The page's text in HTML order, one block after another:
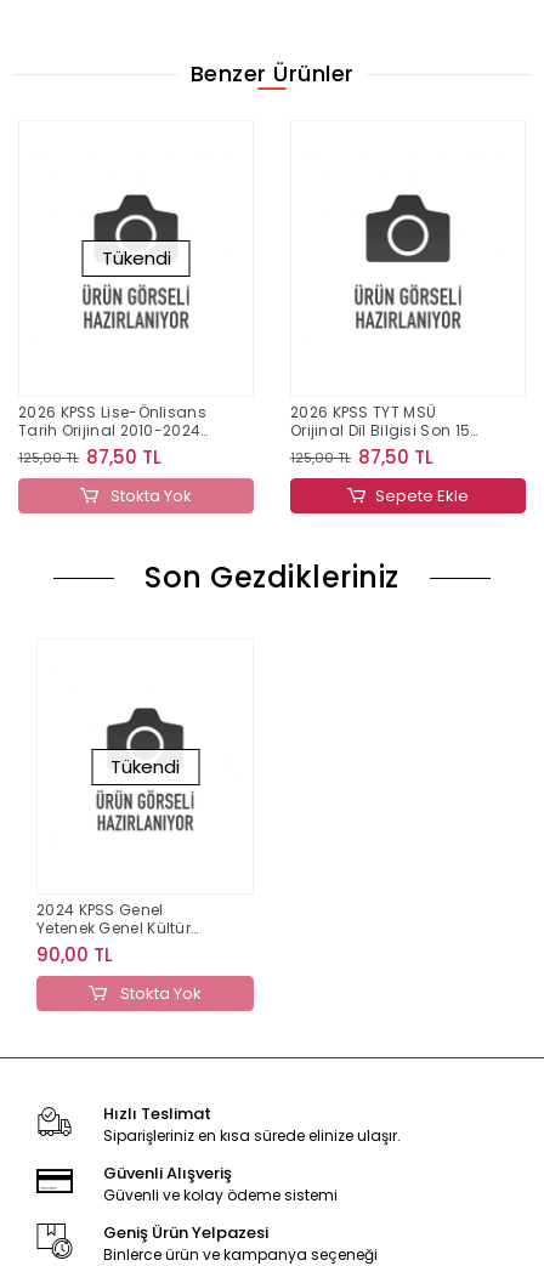
Benzer Ürünler
Tükendi
2026 KPSS Lise-Önlisans
Tarih Orijinal 2010-2024
Konu Konu Çıkmış Sorular
125,00 TL 87,50 TL
Stokta Yok
2026 KPSS TYT MSÜ
Orijinal Dil Bilgisi Son 15
Yıl Çıkmış Sorular
125,00 TL 87,50 TL
Sepete Ekle
Son Gezdikleriniz
Tükendi
2024 KPSS Genel
Yetenek Genel Kültür
Türkçe Tamamı
Çözümlü Çıkmış
Sorular (Roman Boy)
90,00 TL
Stokta Yok
Hızlı Teslimat
Siparişleriniz en kısa sürede elinize ulaşır.
Güvenli Alışveriş
Güvenli ve kolay ödeme sistemi
Geniş Ürün Yelpazesi
Binlerce ürün ve kampanya seçeneği